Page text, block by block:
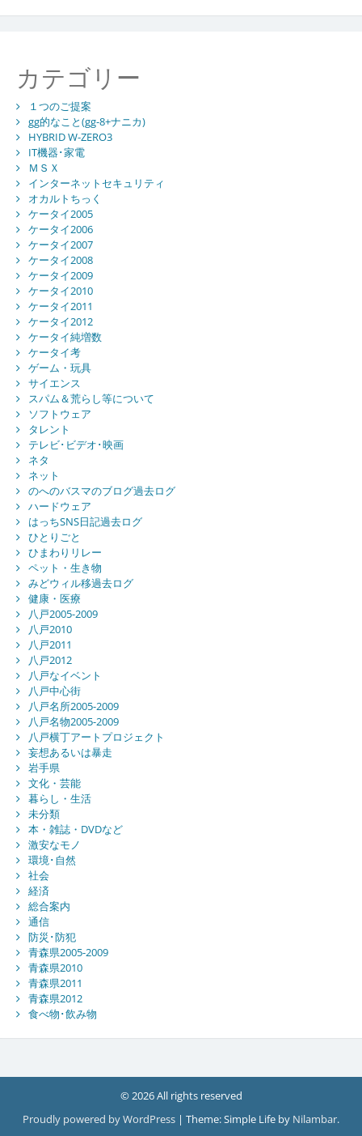
カテゴリー
１つのご提案
gg的なこと(gg-8+ナニカ)
HYBRID W-ZERO3
IT機器･家電
ＭＳＸ
インターネットセキュリティ
オカルトちっく
ケータイ2005
ケータイ2006
ケータイ2007
ケータイ2008
ケータイ2009
ケータイ2010
ケータイ2011
ケータイ2012
ケータイ純増数
ケータイ考
ゲーム・玩具
サイエンス
スパム＆荒らし等について
ソフトウェア
タレント
テレビ･ビデオ･映画
ネタ
ネット
のへのバスマのブログ過去ログ
ハードウェア
はっちSNS日記過去ログ
ひとりごと
ひまわりリレー
ペット・生き物
みどウィル移過去ログ
健康・医療
八戸2005-2009
八戸2010
八戸2011
八戸2012
八戸なイベント
八戸中心街
八戸名所2005-2009
八戸名物2005-2009
八戸横丁アートプロジェクト
妄想あるいは暴走
岩手県
文化・芸能
暮らし・生活
未分類
本・雑誌・DVDなど
激安なモノ
環境･自然
社会
経済
総合案内
通信
防災･防犯
青森県2005-2009
青森県2010
青森県2011
青森県2012
食べ物･飲み物
© 2026 All rights reserved
Proudly powered by WordPress | Theme: Simple Life by Nilambar.